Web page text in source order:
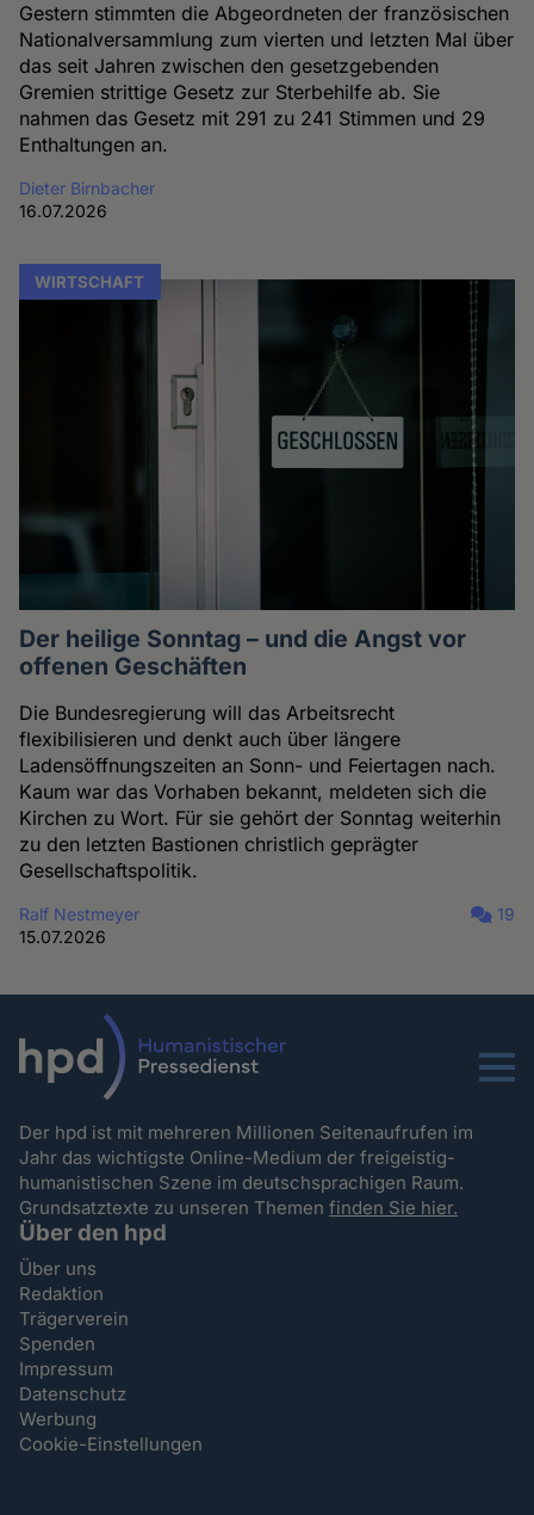
Gestern stimmten die Abgeordneten der französischen
Nationalversammlung zum vierten und letzten Mal über
das seit Jahren zwischen den gesetzgebenden
Gremien strittige Gesetz zur Sterbehilfe ab. Sie
nahmen das Gesetz mit 291 zu 241 Stimmen und 29
Enthaltungen an.
Dieter Birnbacher
16.07.2026
WIRTSCHAFT
Der heilige Sonntag – und die Angst vor
offenen Geschäften
Die Bundesregierung will das Arbeitsrecht
flexibilisieren und denkt auch über längere
Ladensöffnungszeiten an Sonn- und Feiertagen nach.
Kaum war das Vorhaben bekannt, meldeten sich die
Kirchen zu Wort. Für sie gehört der Sonntag weiterhin
zu den letzten Bastionen christlich geprägter
Gesellschaftspolitik.
Ralf Nestmeyer
15.07.2026
19
Menu
Der hpd ist mit mehreren Millionen Seitenaufrufen im
Jahr das wichtigste Online-Medium der freigeistig-
humanistischen Szene im deutschsprachigen Raum.
Grundsatztexte zu unseren Themenfinden Sie hier.
Über den hpd
Über uns
Redaktion
Trägerverein
Spenden
Impressum
Datenschutz
Werbung
Cookie-Einstellungen